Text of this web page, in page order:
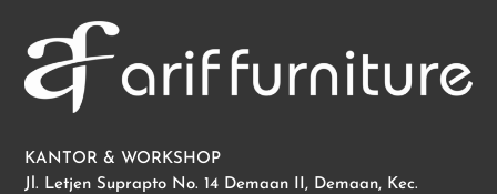
KANTOR & WORKSHOP
Jl. Letjen Suprapto No. 14 Demaan II, Demaan, Kec.